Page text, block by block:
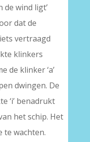
de wind ligt’
dat de
vertraagd
klinkers
de klinker ‘a’
dwingen. De
‘i’ benadrukt
het schip. Het
te wachten.